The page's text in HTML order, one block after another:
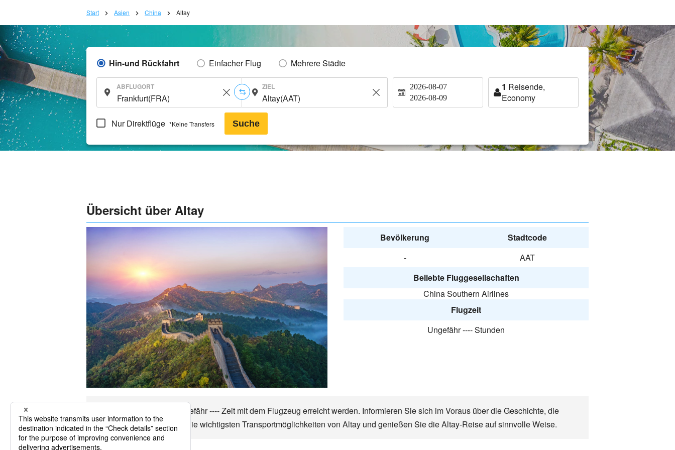
Start Asien China Altay
Hin-und Rückfahrt Einfacher Flug Mehrere Städte
ABFLUGORT ZIEL 2026-08-07
2026-08-09
1 Reisende,
Economy
Nur Direktflüge *Keine Transfers Suche
Übersicht über Altay
Bevölkerung
Stadtcode
-
AAT
Beliebte Fluggesellschaften
China Southern Airlines
Flugzeit
Ungefähr ---- Stunden
Bis zu Altay können in ungefähr ---- Zeit mit dem Flugzeug erreicht werden. Informieren Sie sich im Voraus über die Geschichte, die
Wirtschaft, das Klima und die wichtigsten Transportmöglichkeiten von Altay und genießen Sie die Altay-Reise auf sinnvolle Weise.